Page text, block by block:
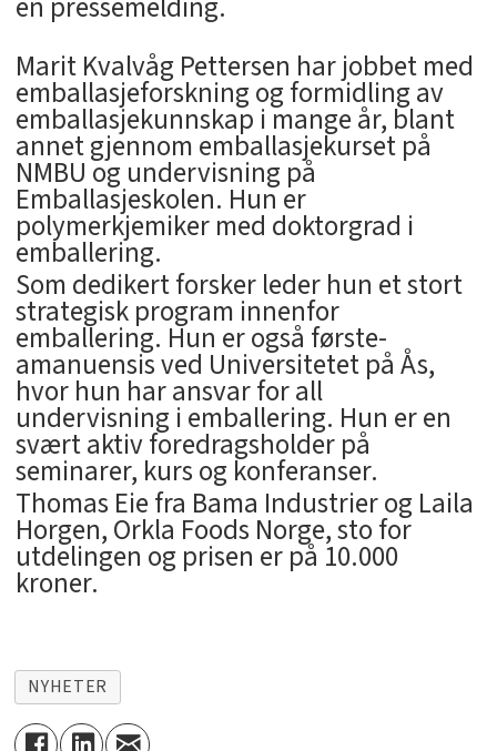
en pressemelding.
Marit Kvalvåg Pettersen har jobbet med
emballasjeforskning og formidling av
emballasjekunnskap i mange år, blant
annet gjennom emballasjekurset på
NMBU og undervisning på
Emballasjeskolen. Hun er
polymerkjemiker med doktorgrad i
emballering.
Som dedikert forsker leder hun et stort
strategisk program innenfor
emballering. Hun er også første-
amanuensis ved Universitetet på Ås,
hvor hun har ansvar for all
undervisning i emballering. Hun er en
svært aktiv foredragsholder på
seminarer, kurs og konferanser.
Thomas Eie fra Bama Industrier og Laila
Horgen, Orkla Foods Norge, sto for
utdelingen og prisen er på 10.000
kroner.
NYHETER